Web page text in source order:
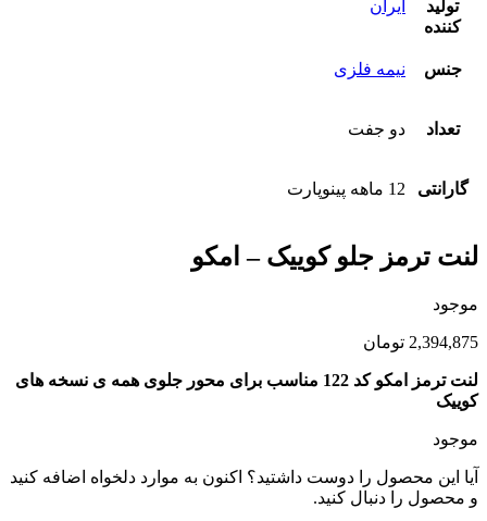
تولید
کننده
ایران
جنس نیمه فلزی
تعداد دو جفت
گارانتی 12 ماهه پینوپارت
لنت ترمز جلو کوییک – امکو
موجود
2,394,875 تومان
لنت ترمز امکو کد 122 مناسب برای محور جلوی همه ی نسخه های
کوییک
موجود
آیا این محصول را دوست داشتید؟ اکنون به موارد دلخواه اضافه کنید
و محصول را دنبال کنید.